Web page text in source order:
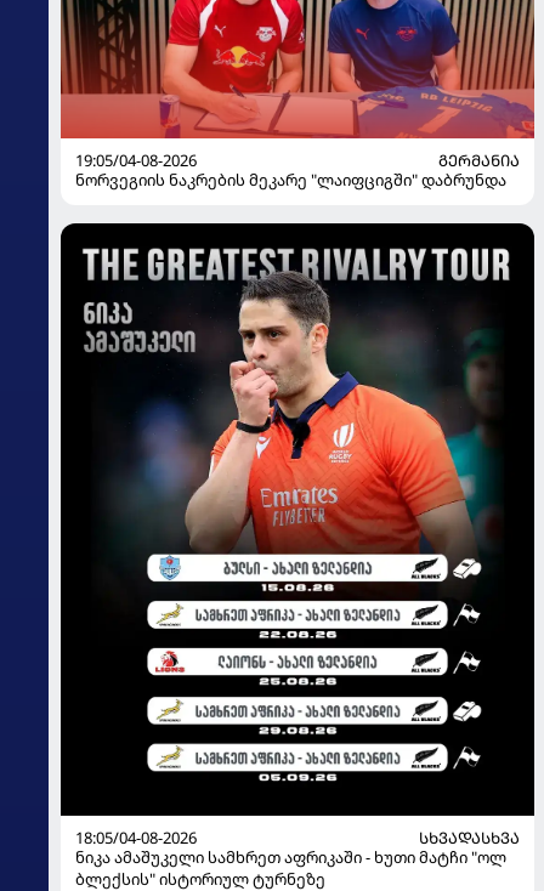
19:05/04-08-2026
ᲒᲔᲠᲛᲐᲜᲘᲐ
ნორვეგიის ნაკრების მეკარე "ლაიფციგში" დაბრუნდა
18:05/04-08-2026
ᲡᲮᲕᲐᲓᲐᲡᲮᲕᲐ
ნიკა ამაშუკელი სამხრეთ აფრიკაში - ხუთი მატჩი "ოლ
ბლექსის" ისტორიულ ტურნეზე